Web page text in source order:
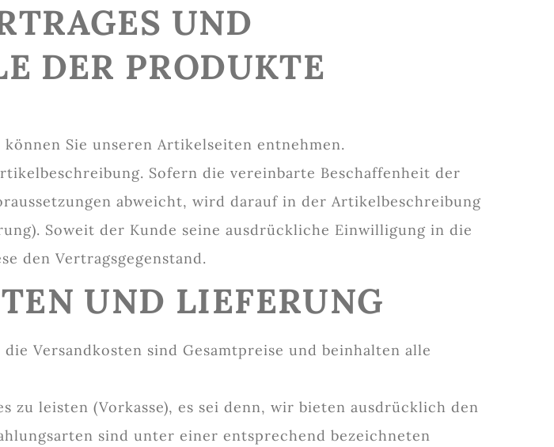
UND
DER PRODUKTE
Sie unseren Artikelseiten entnehmen.
Sofern die vereinbarte Beschaffenheit der
abweicht, wird darauf in der Artikelbeschreibung
Soweit der Kunde seine ausdrückliche Einwilligung in die
den Vertragsgegenstand.
UND LIEFERUNG
Versandkosten sind Gesamtpreise und beinhalten alle
leisten (Vorkasse), es sei denn, wir bieten ausdrücklich den
sind unter einer entsprechend bezeichneten